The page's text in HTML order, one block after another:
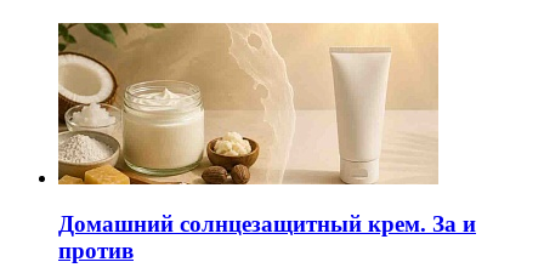
Домашний солнцезащитный крем. За и
против